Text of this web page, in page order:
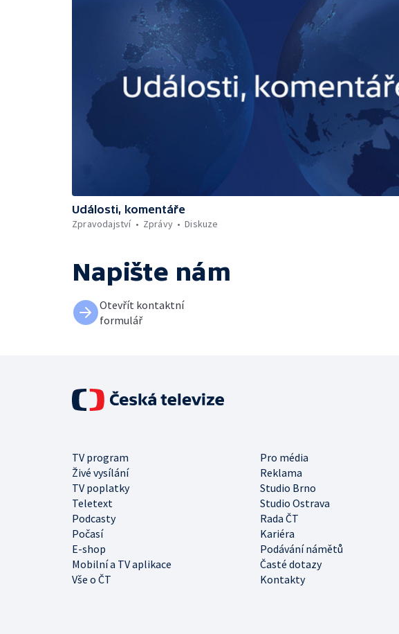
Události, komentáře
Zpravodajství
Zprávy Diskuze
Napište nám
Otevřít kontaktní
formulář
TV program
Pro média
Živé vysílání
Reklama
TV poplatky
Studio Brno
Teletext
Studio Ostrava
Podcasty
Rada ČT
Počasí
Kariéra
E-shop
Podávání námětů
Mobilní a TV aplikace
Časté dotazy
Vše o ČT
Kontakty